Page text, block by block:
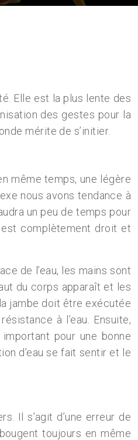
Elle est la plus lente des
des gestes pour la
mérite de s’initier.
même temps, une légère
nous avons tendance à
un peu de temps pour
complètement droit et
de l’eau, les mains sont
du corps apparaît et les
jambe doit être exécutée
à l’eau. Ensuite,
pour une bonne
d’eau se fait sentir et le
Il s’agit d’une erreur de
toujours en même